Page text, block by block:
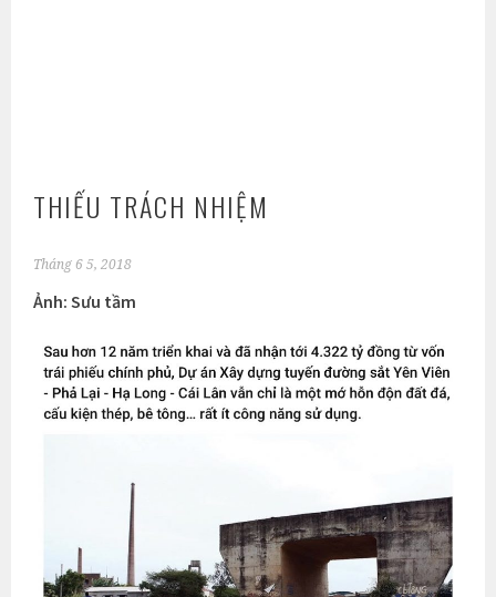
THIẾU TRÁCH NHIỆM
Tháng 6 5, 2018
Ảnh: Sưu tầm